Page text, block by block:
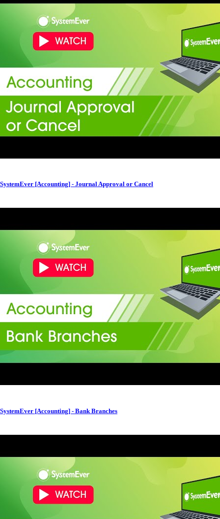
SystemEver [Accounting] - Journal Approval or Cancel
SystemEver [Accounting] - Bank Branches